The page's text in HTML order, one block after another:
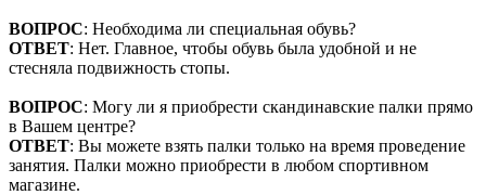
ВОПРОС: Необходима ли специальная обувь?
ОТВЕТ: Нет. Главное, чтобы обувь была удобной и не
стесняла подвижность стопы.
ВОПРОС: Могу ли я приобрести скандинавские палки прямо
в Вашем центре?
ОТВЕТ: Вы можете взять палки только на время проведение
занятия. Палки можно приобрести в любом спортивном
магазине.